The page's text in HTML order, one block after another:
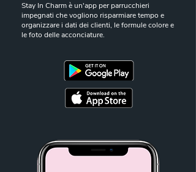
Stay In Charm è un'app per parrucchieri
impegnati che vogliono risparmiare tempo e
organizzare i dati dei clienti, le formule colore e
le foto delle acconciature.